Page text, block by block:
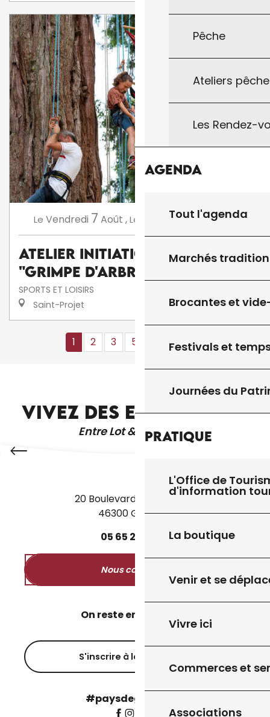
Pêche
Ateliers
Les Rendez-
Agenda
Tout l'agenda
Marchés
Brocantes et
Festivals et
Journées du
Pratique
L'Office de
d'information
La boutique
Venir et se
Vivre ici
Commerces et
Associations
Le Vendredi 7 Août ,Le Vendredi14 Août,...
Atelier initiation à la
"grimpe d'arbre"
SPORTS ET LOISIRS
Saint-Projet
1 2 3 5+ 10+ 16 ❯ ❯❯
VIVEZ DES EXPÉRIENCES
Entre Lot & Dordogne
RESTAURANT VUE SUR GINDOU
20 Boulevard des Martyrs
46300 Gourdon
05 65 27 50
Nous contacter
On reste en contact ?
S'inscrire à la newsletter
#paysdegourdon !